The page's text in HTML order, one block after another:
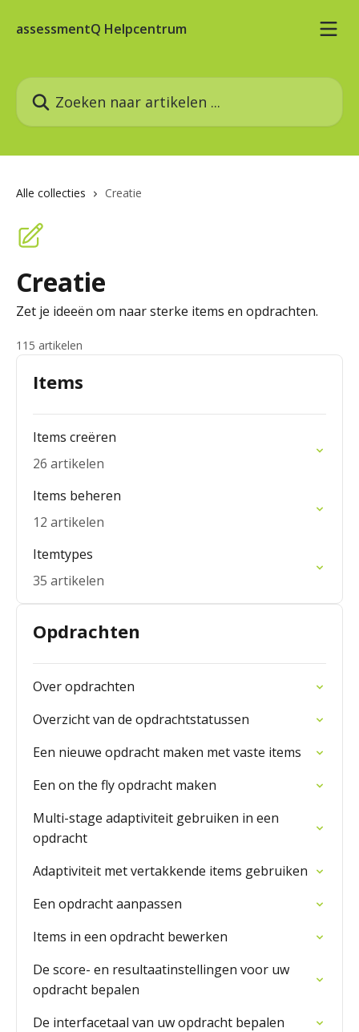
assessmentQ Helpcentrum
Zoeken naar artikelen ...
Alle collecties Creatie
Creatie
Zet je ideeën om naar sterke items en opdrachten.
115 artikelen
Items
Items creëren
26 artikelen
Items beheren
12 artikelen
Itemtypes
35 artikelen
Opdrachten
Over opdrachten
Overzicht van de opdrachtstatussen
Een nieuwe opdracht maken met vaste items
Een on the fly opdracht maken
Multi-stage adaptiviteit gebruiken in een
opdracht
Adaptiviteit met vertakkende items gebruiken
Een opdracht aanpassen
Items in een opdracht bewerken
De score- en resultaatinstellingen voor uw
opdracht bepalen
De interfacetaal van uw opdracht bepalen